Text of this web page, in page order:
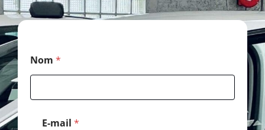
Nom *
E-mail *
N
o
*